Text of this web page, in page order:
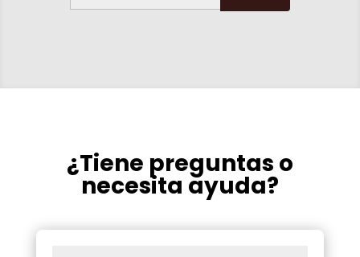
¿Tiene preguntas o
necesita ayuda?